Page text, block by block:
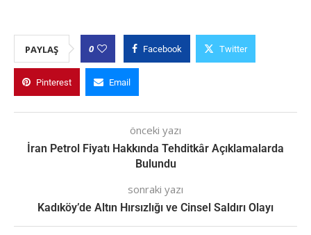
PAYLAŞ 0 Facebook Twitter
Pinterest Email
önceki yazı
İran Petrol Fiyatı Hakkında Tehditkâr Açıklamalarda
Bulundu
sonraki yazı
Kadıköy’de Altın Hırsızlığı ve Cinsel Saldırı Olayı